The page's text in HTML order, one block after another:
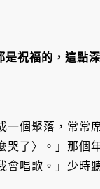
祝福的，這點
個聚落，常常
哭了〉。」那個
唱歌。」少時